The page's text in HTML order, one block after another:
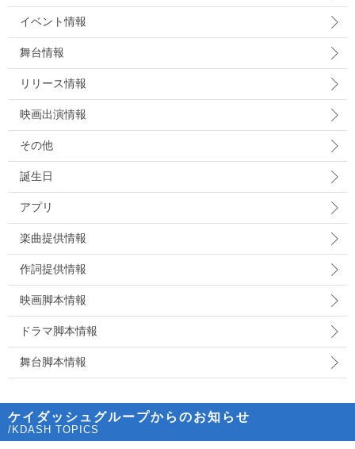
イベント情報
舞台情報
リリース情報
映画出演情報
その他
誕生日
アプリ
楽曲提供情報
作詞提供情報
映画脚本情報
ドラマ脚本情報
舞台脚本情報
ケイダッシュグループからのお知らせ
/KDASH TOPICS